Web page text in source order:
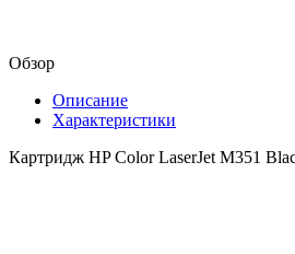
Обзор
Описание
Характеристики
Картридж HP Color LaserJet M351